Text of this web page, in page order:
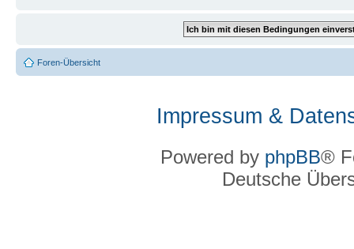
Foren-Übersicht
Impressum &
Powered by phpBB®
Deutsche